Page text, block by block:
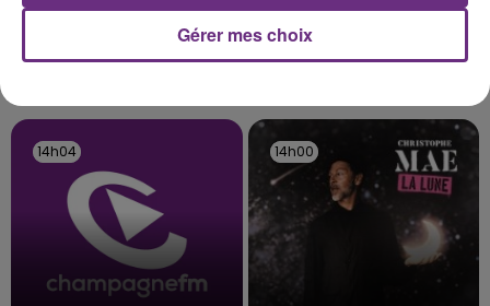
C'était l'une des institutions du centre-ville
rémois. Le magasin JouéClub est contraint de
fermer ses portes.
14h04
14h04 14h00
14h00
Gérer mes choix